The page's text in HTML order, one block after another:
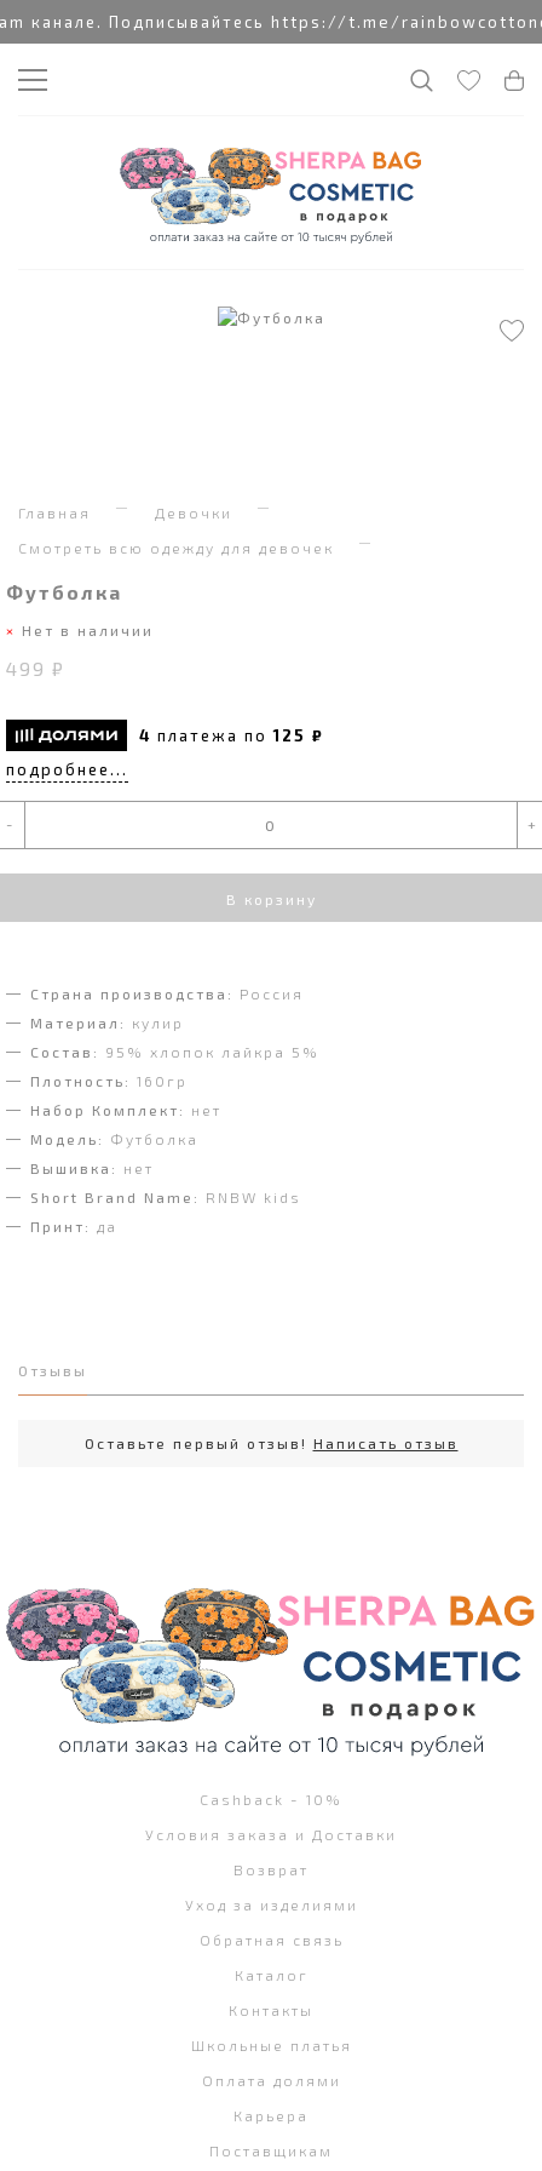
канале. Подписывайтесь https://t.me/
Главная Девочки
Смотреть всю одежду для девочек
Футболка
Нет в наличии
499 ₽
4 платежа по125 ₽
подробнее...
- +
В корзину
Страна производства:
Россия
Материал:
кулир
Состав:
95% хлопок лайкра 5%
Плотность: 160гр
Набор Комплект:
нет
Модель:
Футболка
Вышивка:
нет
Short Brand Name:
RNBW kids
Принт:
да
Отзывы
Оставьте первый отзыв! Написать отзыв
Cashback - 10%
Условия заказа и Доставки
Возврат
Уход за изделиями
Обратная связь
Каталог
Контакты
Школьные платья
Оплата долями
Карьера
Поставщикам